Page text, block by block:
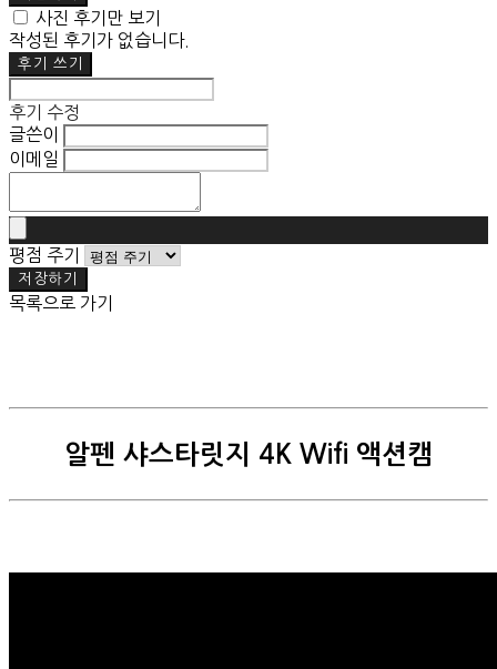
사진 후기만 보기
작성된 후기가 없습니다.
후기 쓰기
후기 수정
글쓴이
이메일
평점 주기
저장하기
목록으로 가기
알펜 샤스타릿지 4K Wifi 액션캠